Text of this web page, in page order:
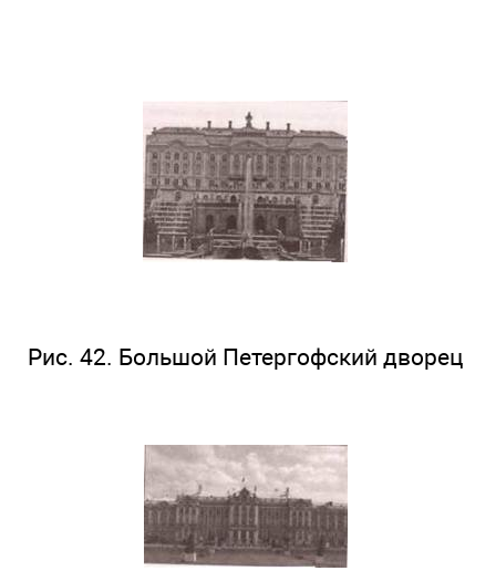
Рис. 42. Большой Петергофский дворец